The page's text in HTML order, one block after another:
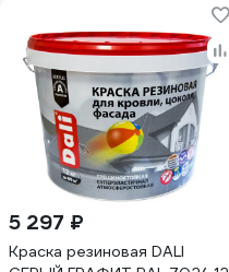
5 297 ₽
Краска резиновая DALI